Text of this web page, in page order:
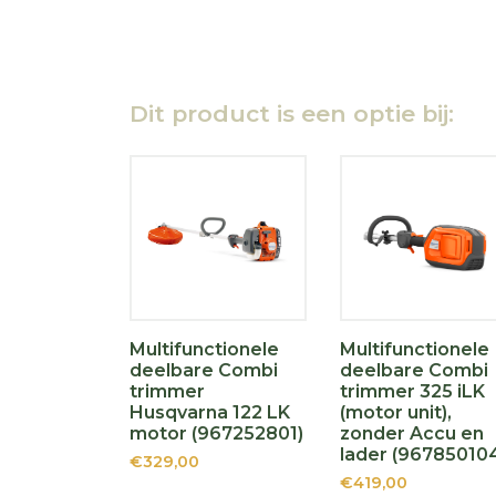
Dit product is een optie bij:
Multifunctionele
deelbare Combi
trimmer
Husqvarna 122 LK
motor (967252801)
€329,00
Multifunctionele
deelbare Combi
trimmer 325 iLK
(motor unit),
zonder Accu en
lader
€419,00